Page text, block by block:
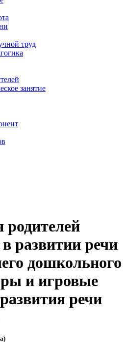
труд
занятие
развитии речи
дошкольного
и игровые
речи